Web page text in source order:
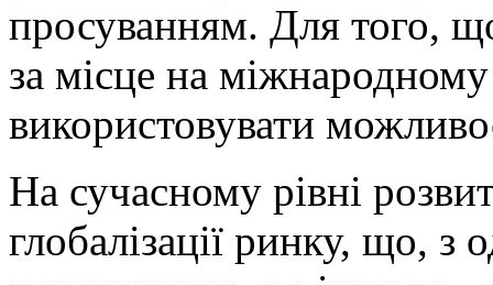
просуванням. Для того,
за місце на
використовувати
На сучасному рівні
глобалізації ринку, що, з